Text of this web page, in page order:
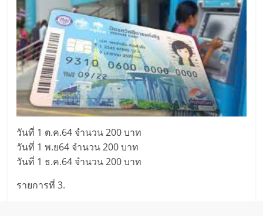
วันที่ 1 ต.ค.64 จำนวน 200 บาท
วันที่ 1 พ.ย64 จำนวน 200 บาท
วันที่ 1 ธ.ค.64 จำนวน 200 บาท
รายการที่ 3.